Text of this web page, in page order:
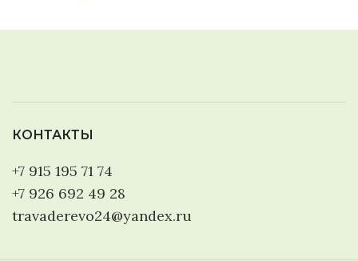
КОНТАКТЫ
+7 915 195 71 74
+7 926 692 49 28
travaderevo24@yandex.ru